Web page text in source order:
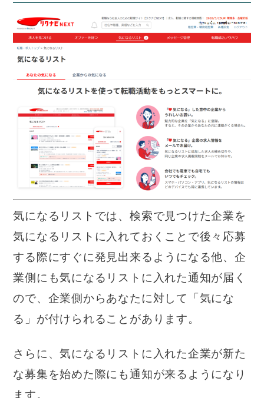
気になるリストでは、検索で見つけた企業を
気になるリストに入れておくことで後々応募
する際にすぐに発見出来るようになる他、企
業側にも気になるリストに入れた通知が届く
ので、企業側からあなたに対して「気にな
る」が付けられることがあります。
さらに、気になるリストに入れた企業が新た
な募集を始めた際にも通知が来るようになり
ます。